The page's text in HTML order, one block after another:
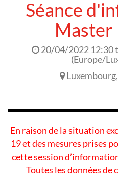
Séance
Master
20/04/2022 12:30
(Europe/
Luxembourg,
En raison de la situation
19 et des mesures prises
cette session
Toutes les données de